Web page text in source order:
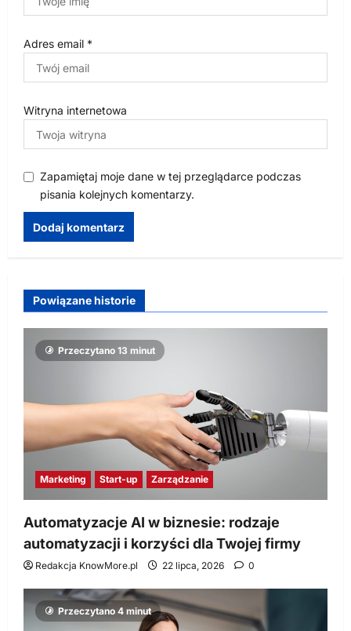
Adres email *
Witryna internetowa
Zapamiętaj moje dane w tej przeglądarce podczas
pisania kolejnych komentarzy.
Powiązane historie
Przeczytano 13 minut
Marketing Start-up Zarządzanie
Automatyzacje AI w biznesie: rodzaje
automatyzacji i korzyści dla Twojej firmy
Redakcja KnowMore.pl 22 lipca, 2026 0
Przeczytano 4 minut